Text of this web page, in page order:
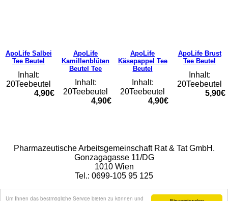
Um Ihnen das bestmögliche Service bieten zu können und
ApoLife Salbei
Tee Beutel
Inhalt:
20Teebeutel
4,90€
ApoLife
Kamillenblüten
Beutel Tee
Inhalt:
20Teebeutel
4,90€
ApoLife
Käsepappel Tee
Beutel
Inhalt:
20Teebeutel
4,90€
ApoLife Brust
Tee Beutel
Inhalt:
20Teebeutel
5,90€
Pharmazeutische Arbeitsgemeinschaft Rat & Tat GmbH.
Gonzagagasse 11/DG
1010 Wien
Tel.: 0699-105 95 125
Kontakt